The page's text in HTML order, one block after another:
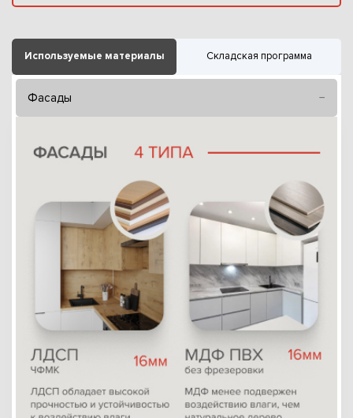
Используемые материалы Складская программа
Фасады